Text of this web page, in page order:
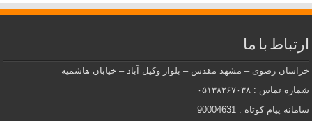
ارتباط با ما
خراسان رضوی – مشهد مقدس – بلوار وکیل آباد – خیابان هاشمیه
شماره تماس : ۰۵۱۳۸۲۶۷۰۳۸
سامانه پیام کوتاه : 90004631